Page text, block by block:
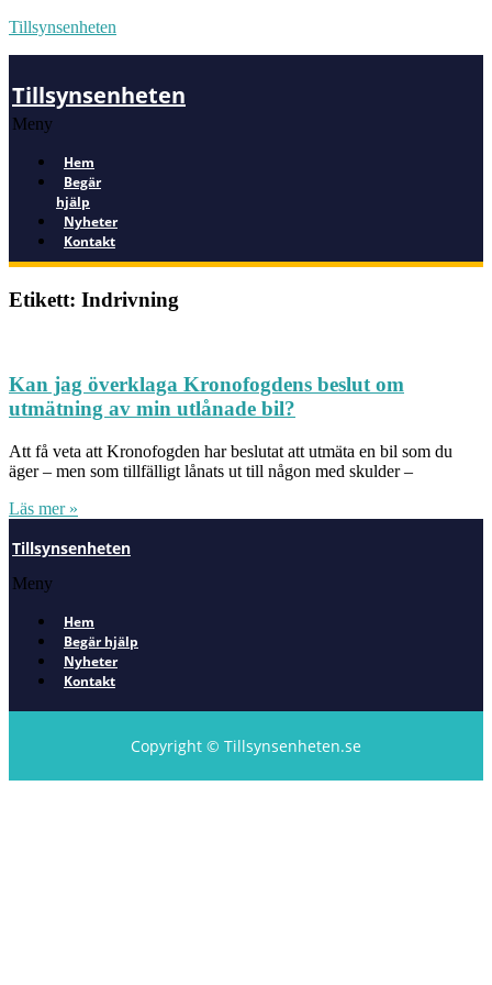
Tillsynsenheten
Tillsynsenheten
Meny
Hem
Begär
hjälp
Nyheter
Kontakt
Etikett: Indrivning
Kan jag överklaga Kronofogdens beslut om
utmätning av min utlånade bil?
Att få veta att Kronofogden har beslutat att utmäta en bil som du
äger – men som tillfälligt lånats ut till någon med skulder –
Läs mer »
Tillsynsenheten
Meny
Hem
Begär hjälp
Nyheter
Kontakt
Copyright © Tillsynsenheten.se